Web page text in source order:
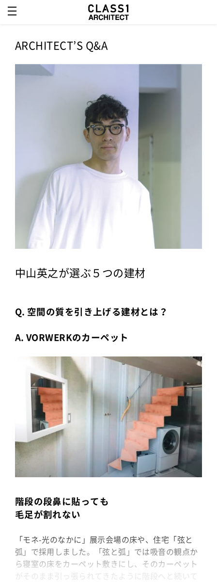
ARCHITECT’S Q&A
中山英之が選ぶ５つの建材
Q. 空間の質を引き上げる建材とは？
A. VORWERKのカーペット
階段の段鼻に貼っても
毛足が割れない
「モネ-光のなかに」展示会場の床や、住宅「弦と
弧」で採用しました。「弦と弧」では吸音の観点か
ら寝室の床をカーペット敷きにし、そのカーペット
がそのまま引っ張られてきたように階段へと続いて